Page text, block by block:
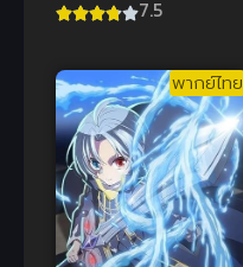
7.5
พากย์ไทย